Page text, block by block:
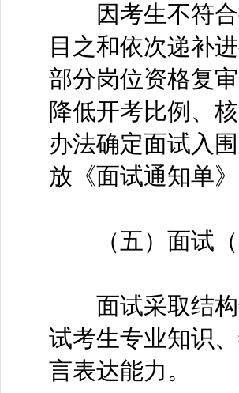
因考生不符合
目之和依次递补
部分岗位资格复
降低开考比例、
办法确定面试入
放《面试通知单》
（五）面试（
面试采取结构
试考生专业知识
言表达能力。